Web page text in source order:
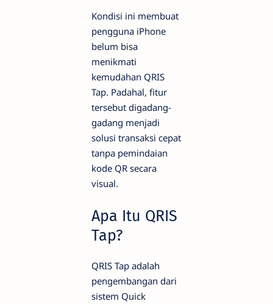
Kondisi ini membuat
pengguna iPhone
belum bisa
menikmati
kemudahan QRIS
Tap. Padahal, fitur
tersebut digadang-
gadang menjadi
solusi transaksi cepat
tanpa pemindaian
kode QR secara
visual.
Apa Itu QRIS
Tap?
QRIS Tap adalah
pengembangan dari
sistem Quick